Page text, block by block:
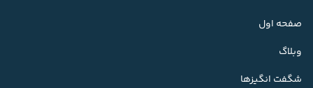
صفحه اول
وبلاگ
شگفت انگیزها